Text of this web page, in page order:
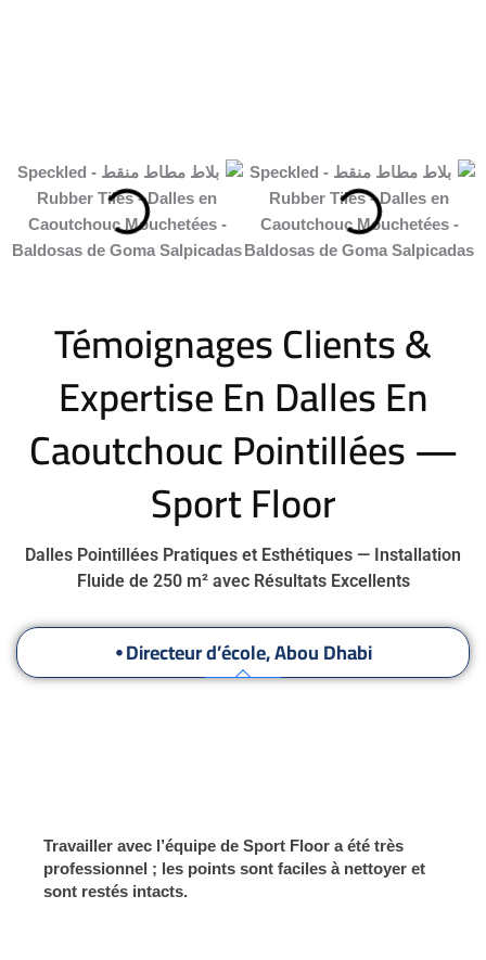
Témoignages Clients &
Expertise En Dalles En
Caoutchouc Pointillées —
Sport Floor
Dalles Pointillées Pratiques et Esthétiques — Installation
Fluide de 250 m² avec Résultats Excellents
⦁ Directeur d’école, Abou Dhabi
Travailler avec l’équipe de Sport Floor a été très
professionnel ; les points sont faciles à nettoyer et
sont restés intacts.